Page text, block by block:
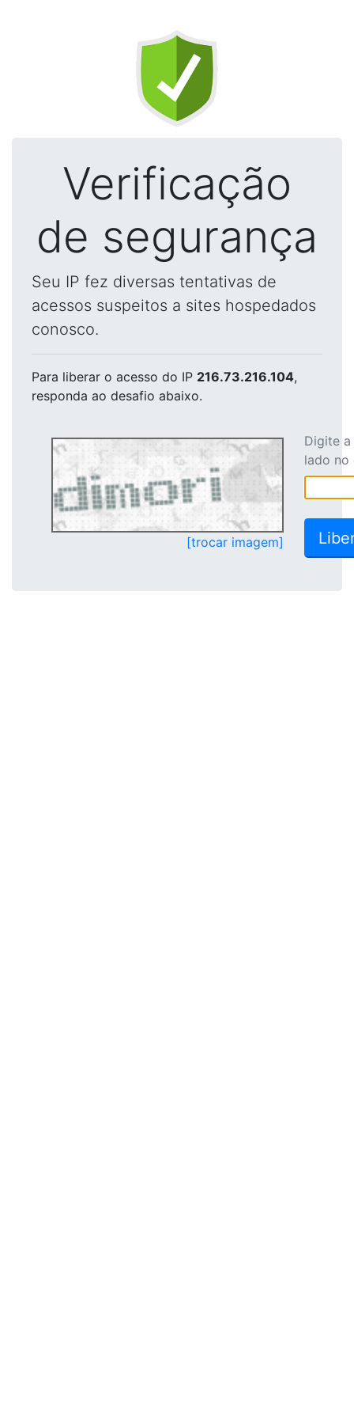
Verificação
de segurança
Seu IP fez diversas tentativas de
acessos suspeitos a sites hospedados
conosco.
Para liberar o acesso do IP 216.73.216.104,
responda ao desafio abaixo.
[trocar imagem]
Digite
lado no